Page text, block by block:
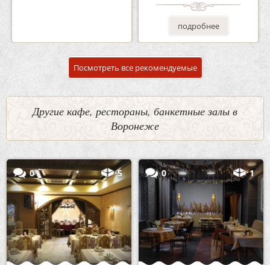
подробнее
Посмотреть все рекомендуемые
Другие кафе, рестораны, банкетные залы в
Воронеже
0 5 0 1